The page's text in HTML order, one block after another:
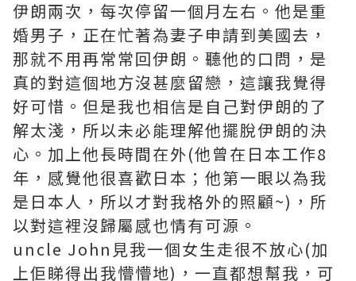
伊朗兩次，每次停留一個月左右。他是重
婚男子，正在忙著為妻子申請到美國去，
那就不用再常常回伊朗。聽他的口問，是
真的對這個地方沒甚麼留戀，這讓我覺得
好可惜。但是我也相信是自己對伊朗的了
解太淺，所以未必能理解他擺脫伊朗的決
心。加上他長時間在外(他曾在日本工作8
年，感覺他很喜歡日本；他第一眼以為我
是日本人，所以才對我格外的照顧~)，所
以對這裡沒歸屬感也情有可源。
uncle John見我一個女生走很不放心(加
上佢睇得出我懵懵地)，一直都想幫我，可